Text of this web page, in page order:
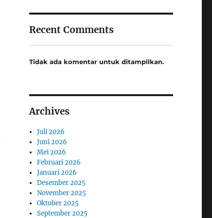
Recent Comments
Tidak ada komentar untuk ditampilkan.
Archives
Juli 2026
Juni 2026
Mei 2026
Februari 2026
Januari 2026
Desember 2025
November 2025
Oktober 2025
September 2025